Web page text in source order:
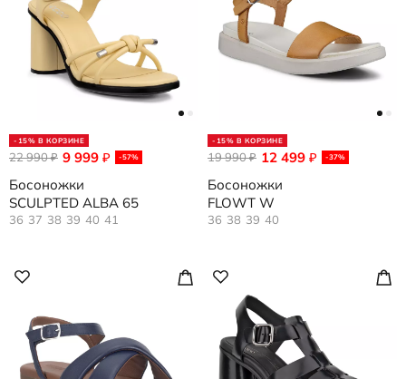
-15% В КОРЗИНЕ
9 999 ₽ -57%
22 990₽
Босоножки
SCULPTED ALBA 65
36 37 38 39 40 41
-15% В КОРЗИНЕ
12 499 ₽ -37%
19 990₽
Босоножки
FLOWT W
36 38 39 40